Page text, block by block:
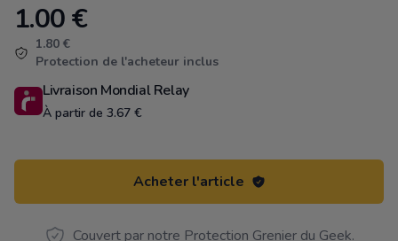
Product information
1.00€
1.80 €
Protection de l'acheteur inclus
Livraison Mondial Relay
À partir de 3.67 €
Acheter l'article
Couvert par notre Protection Grenier du Geek.